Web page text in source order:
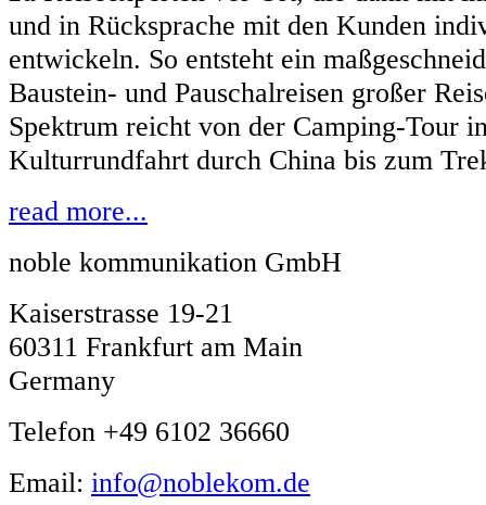
und in Rücksprache mit den Kunden
entwickeln. So entsteht ein
Baustein- und Pauschalreisen großer
Spektrum reicht von der Camping-Tour
Kulturrundfahrt durch China bis zum
read more...
noble kommunikation GmbH
Kaiserstrasse 19-21
60311 Frankfurt am Main
Germany
Telefon +49 6102 36660
Email: info@noblekom.de